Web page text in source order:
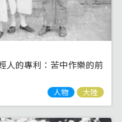
人的專利：苦中作樂的前
人物 大陸